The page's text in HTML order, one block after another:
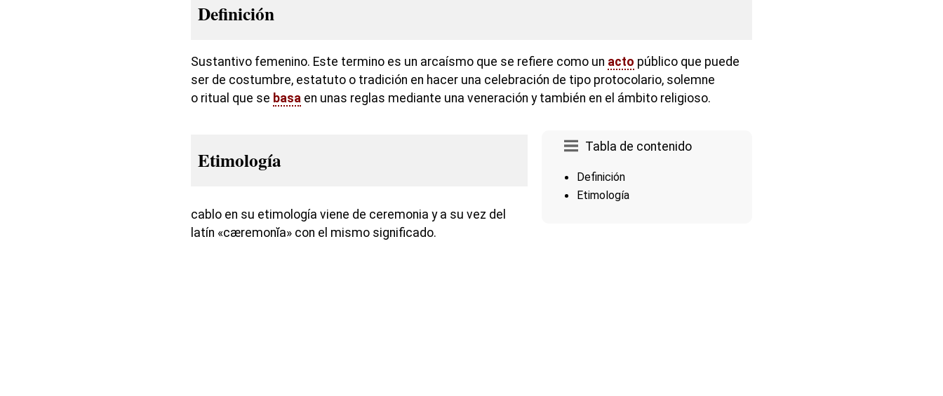
Definición
Sustantivo femenino. Este termino es un arcaísmo que se refiere como un acto público que puede
ser de costumbre, estatuto o tradición en hacer una celebración de tipo protocolario, solemne
o ritual que se basa en unas reglas mediante una veneración y también en el ámbito religioso.
Tabla de contenido
Definición
Etimología
Etimología
cablo en su etimología viene de ceremonia y a su vez del
latín «cæremonĭa» con el mismo significado.